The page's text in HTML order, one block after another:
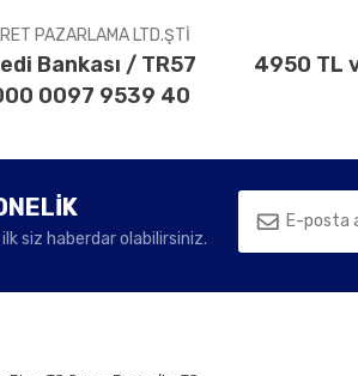
PAZARLAMA LTD.ŞTİ
Bankası / TR57
0097 9539 40
4950 TL
siz haberdar olabilirsiniz.